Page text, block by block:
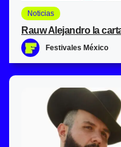
Noticias
Rauw Alejandro la
Festivales México